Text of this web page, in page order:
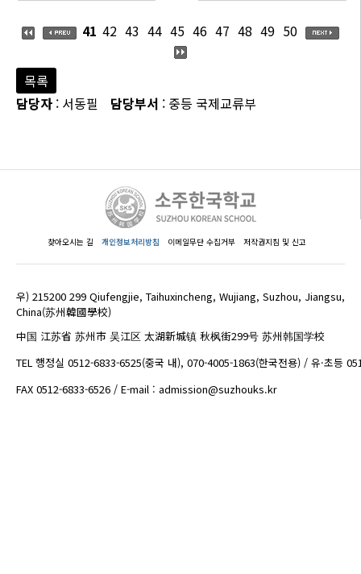
41 42 43 44 45 46 47 48 49 50
목록
담당자 : 서동필 담당부서 : 중등 국제교류부
찾아오시는 길 개인정보처리방침 이메일무단 수집거부 저작권지침 및 신고
우) 215200 299 Qiufengjie, Taihuxincheng, Wujiang, Suzhou, Jiangsu,
China(苏州韓國學校)
中国 江苏省 苏州市 吴江区 太湖新城镇 秋枫街299号 苏州韩国学校
TEL 행정실 0512-6833-6525(중국 내), 070-4005-1863(한국전용) / 유·초등
FAX 0512-6833-6526 / E-mail : admission@suzhouks.kr